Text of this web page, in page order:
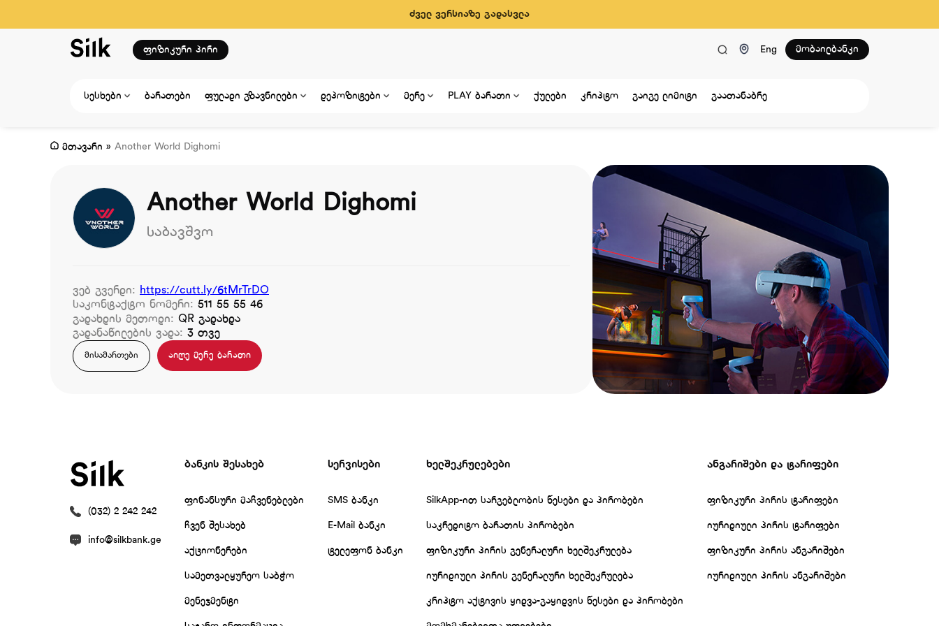
ძველ ვერსიაზე გადასვლა
ფიზიკური პირი Eng მობაილბანკი
სესხები ბარათები ფულადი გზავნილები დეპოზიტები მერე PLAY ბარათი ქულები კრიპტო გაიგე ლიმიტი გაათანაბრე
მთავარი » Another World Dighomi
Another World Dighomi
საბავშვო
ვებ გვერდი: https://cutt.ly/6tMrTrDO
საკონტაქტო ნომერი: 511 55 55 46
გადახდის მეთოდი: QR გადახდა
გადანაწილების ვადა: 3 თვე
მისამართები აიღე მერე ბარათი
(032) 2 242 242
info@silkbank.ge
ბანკის შესახებ
ფინანსური მაჩვენებლები
ჩვენ შესახებ
აქციონერები
სამეთვალყურეო საბჭო
მენეჯმენტი
სერვისები
SMS ბანკი
E-Mail ბანკი
ტელეფონ ბანკი
ხელშეკრულებები
SilkApp-ით სარგებლობის წესები და პირობები
საკრედიტო ბარათის პირობები
ფიზიკური პირის გენერალური ხელშეკრულება
იურიდიული პირის გენერალური ხელშეკრულება
კრიპტო აქტივის ყიდვა-გაყიდვის წესები და პირობები
ანგარიშები და ტარიფები
ფიზიკური პირის ტარიფები
იურიდიული პირის ტარიფები
ფიზიკური პირის ანგარიშები
იურიდიული პირის ანგარიშები